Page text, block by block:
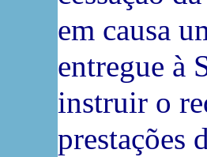
em causa
entregue à
instruir o
prestações